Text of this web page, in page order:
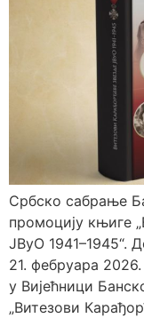
Србско сабрање
промоцију књиге
ЈВуО 1941–1945“.
21. фебруара
у Вијећници
„Витезови